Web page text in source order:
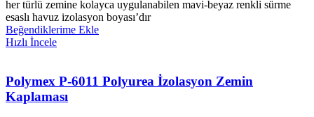
her türlü zemine kolayca uygulanabilen mavi-beyaz renkli sürme
esaslı havuz izolasyon boyası’dır
Beğendiklerime Ekle
Hızlı İncele
Polymex P-6011 Polyurea İzolasyon Zemin
Kaplaması